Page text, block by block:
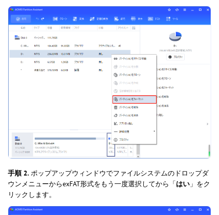
手順 2. ポップアップウィンドウでファイルシステムのドロップダ
ウンメニューからexFAT形式をもう一度選択してから「はい 」をク
リックします。